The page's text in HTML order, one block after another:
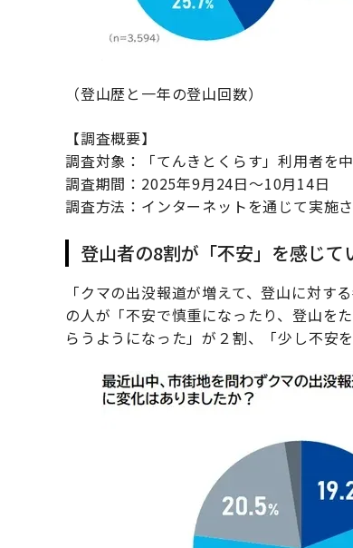
（登山歴と一年の登山回数）
【調査概要】
調査対象：「てんきとくらす」利用者を
調査期間：2025年9月24日～10月14日
調査方法：インターネットを通じて実施さ
登山者の8割が「不安」を感じて
「クマの出没報道が増えて、登山に対
の人が「不安で慎重になったり、登山を
らうようになった」が２割、「少し不安